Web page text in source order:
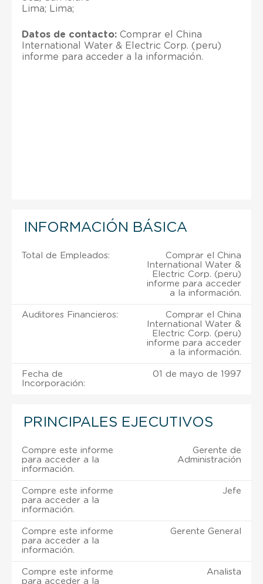
Lima; Lima;
Datos de contacto: Comprar el China
International Water & Electric Corp. (peru)
informe para acceder a la información.
INFORMACIÓN BÁSICA
Total de Empleados:
Comprar el China
International Water &
Electric Corp. (peru)
informe para acceder
a la información.
Auditores Financieros:
Comprar el China
International Water &
Electric Corp. (peru)
informe para acceder
a la información.
Fecha de
Incorporación:
01 de mayo de 1997
PRINCIPALES EJECUTIVOS
Compre este informe
para acceder a la
información.
Gerente de
Administración
Compre este informe
para acceder a la
información.
Jefe
Compre este informe
para acceder a la
información.
Gerente General
Compre este informe
para acceder a la
Analista